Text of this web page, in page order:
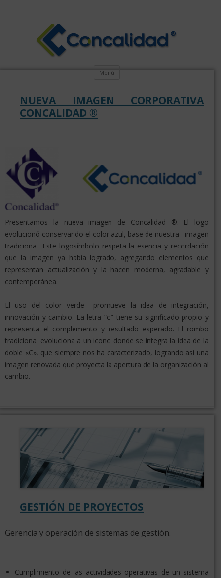
Menú
NUEVA IMAGEN CORPORATIVA
CONCALIDAD ®
Presentamos la nueva imagen de Concalidad ®. El logo
evolucionó conservando el color azul, base de nuestra imagen
tradicional. Este logosímbolo respeta la esencia y recordación
que la imagen ya había logrado, agregando elementos que
representan actualización y la hacen moderna, agradable y
contemporánea.
El uso del color verde promueve la idea de integración,
innovación y cambio. La letra “o” tiene su significado propio y
representa el complemento y resultado esperado. El rombo
tradicional evoluciona a un icono donde se integra la idea de la
doble «C», que siempre nos ha caracterizado, logrando así una
imagen renovada que proyecta la apertura de la organización al
cambio.
GESTIÓN DE PROYECTOS
Gerencia y operación de sistemas de gestión.
Cumplimiento de las actividades operativas de un sistema